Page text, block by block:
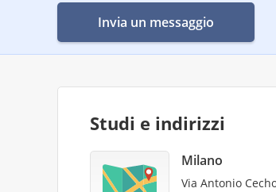
Invia un messaggio
Studi e indirizzi
Milano
Via Antonio